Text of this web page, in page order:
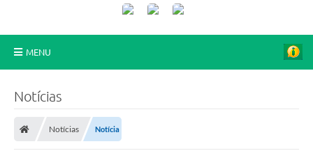
MENU
Notícias
Notícias Notícia